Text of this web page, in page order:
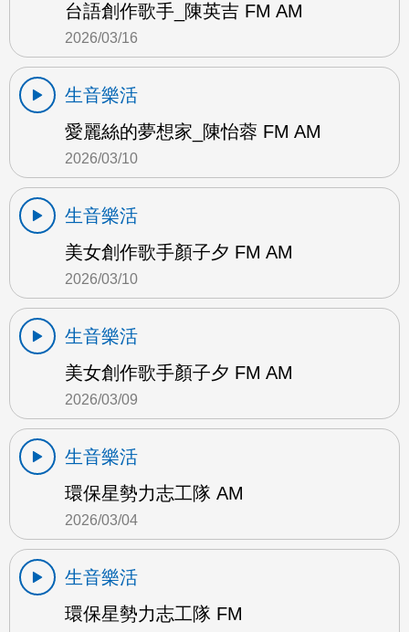
台語創作歌手_陳英吉 FM AM
2026/03/16
生音樂活
愛麗絲的夢想家_陳怡蓉 FM AM
2026/03/10
生音樂活
美女創作歌手顏子夕 FM AM
2026/03/10
生音樂活
美女創作歌手顏子夕 FM AM
2026/03/09
生音樂活
環保星勢力志工隊 AM
2026/03/04
生音樂活
環保星勢力志工隊 FM